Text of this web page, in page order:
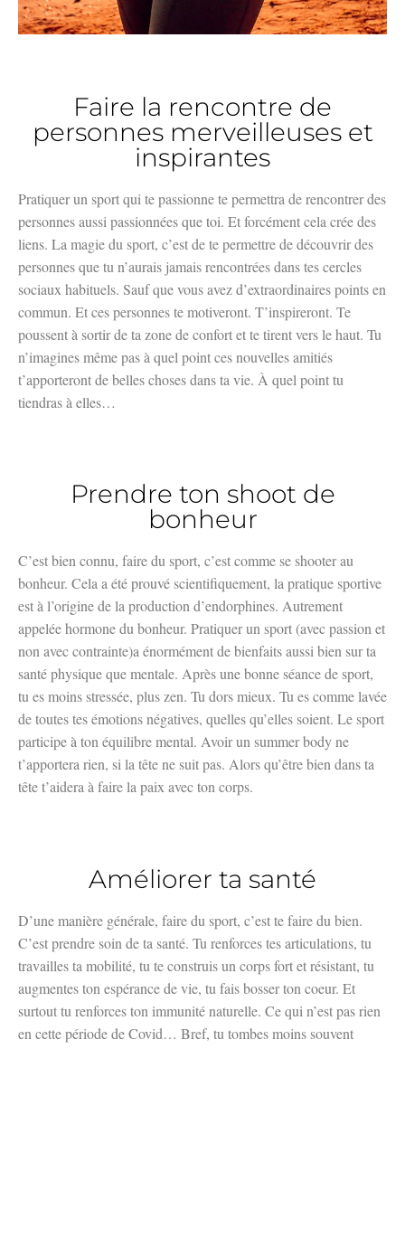
Faire la rencontre de
personnes merveilleuses et
inspirantes
Pratiquer un sport qui te passionne te permettra de rencontrer des
personnes aussi passionnées que toi. Et forcément cela crée des
liens. La magie du sport, c’est de te permettre de découvrir des
personnes que tu n’aurais jamais rencontrées dans tes cercles
sociaux habituels. Sauf que vous avez d’extraordinaires points en
commun. Et ces personnes te motiveront. T’inspireront. Te
poussent à sortir de ta zone de confort et te tirent vers le haut. Tu
n’imagines même pas à quel point ces nouvelles amitiés
t’apporteront de belles choses dans ta vie. À quel point tu
tiendras à elles…
Prendre ton shoot de
bonheur
C’est bien connu, faire du sport, c’est comme se shooter au
bonheur. Cela a été prouvé scientifiquement, la pratique sportive
est à l’origine de la production d’endorphines. Autrement
appelée hormone du bonheur. Pratiquer un sport (avec passion et
non avec contrainte)a énormément de bienfaits aussi bien sur ta
santé physique que mentale. Après une bonne séance de sport,
tu es moins stressée, plus zen. Tu dors mieux. Tu es comme lavée
de toutes tes émotions négatives, quelles qu’elles soient. Le sport
participe à ton équilibre mental. Avoir un summer body ne
t’apportera rien, si la tête ne suit pas. Alors qu’être bien dans ta
tête t’aidera à faire la paix avec ton corps.
Améliorer ta santé
D’une manière générale, faire du sport, c’est te faire du bien.
C’est prendre soin de ta santé. Tu renforces tes articulations, tu
travailles ta mobilité, tu te construis un corps fort et résistant, tu
augmentes ton espérance de vie, tu fais bosser ton coeur. Et
surtout tu renforces ton immunité naturelle. Ce qui n’est pas rien
en cette période de Covid… Bref, tu tombes moins souvent